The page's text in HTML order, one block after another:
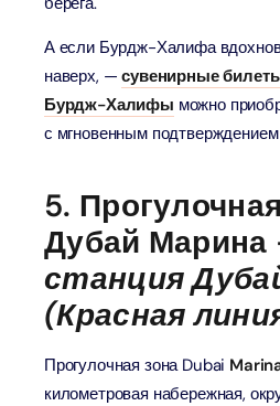
А если Бурдж-Халифа
наверх, —сувенирные
Бурдж-Халифы можно
с мгновенным
5.
Дубай
станция
(Красная
Прогулочная зона Dubai
километровая набережная,